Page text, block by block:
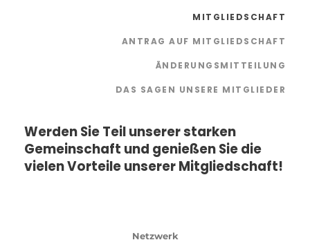
MITGLIEDSCHAFT
ANTRAG AUF MITGLIEDSCHAFT
ÄNDERUNGSMITTEILUNG
DAS SAGEN UNSERE MITGLIEDER
Werden Sie Teil unserer starken
Gemeinschaft und genießen Sie die
vielen Vorteile unserer Mitgliedschaft!
Netzwerk